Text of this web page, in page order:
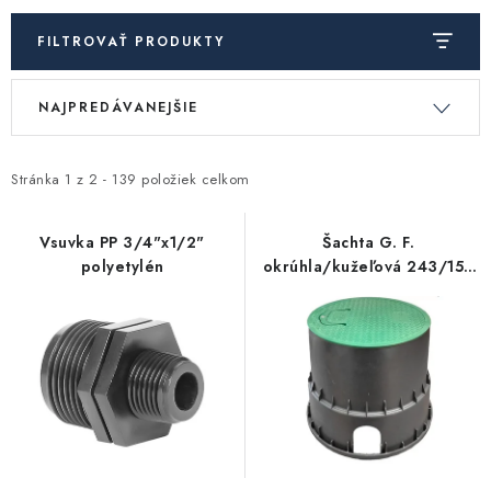
Komíny a dymovody
Čerpadlá a vodárne
Filtrovanie a úprava vody
Vetranie a rekuperácia
Kúpeľňa a sanita
Spojovací materiál
Akcie, Zľavy
FILTROVAŤ PRODUKTY
V
i
Stránka 1 z 2 - 139 položiek celkom
R
e
NAJPREDÁVANEJŠIE
Vsuvka PP 3/4"x1/2"
polyetylén
Šachta G. F.
okrúhla/kužeľová 243/152